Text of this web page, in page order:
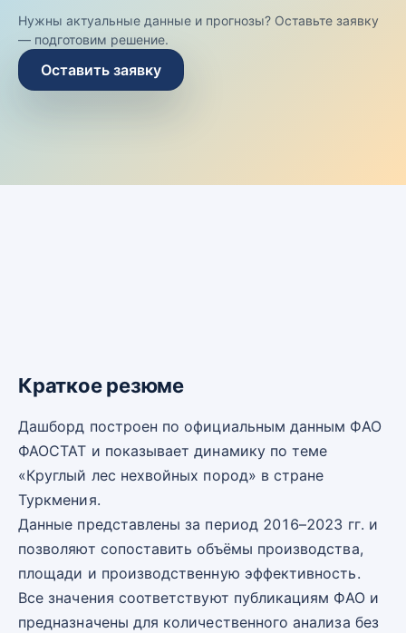
Нужны актуальные данные и прогнозы? Оставьте заявку
— подготовим решение.
Оставить заявку
Краткое резюме
Дашборд построен по официальным данным ФАО
ФАОСТАТ и показывает динамику по теме
«Круглый лес нехвойных пород» в стране
Туркмения.
Данные представлены за период 2016–2023 гг. и
позволяют сопоставить объёмы производства,
площади и производственную эффективность.
Все значения соответствуют публикациям ФАО и
предназначены для количественного анализа без